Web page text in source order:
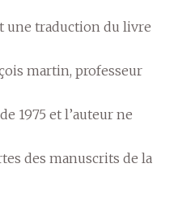
une traduction du livre
martin, professeur
1975 et l’auteur ne
des manuscrits de la